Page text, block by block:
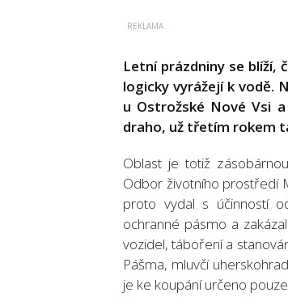
Letní prázdniny se blíží,
logicky vyrážejí k vodě.
u Ostrožské Nové Vsi
draho, už třetím rokem
Oblast je totiž
Odbor životního prostředí
proto vydal s účinností
ochranné pásmo a
vozidel, táboření a
Pášma, mluvčí
je ke koupání určeno